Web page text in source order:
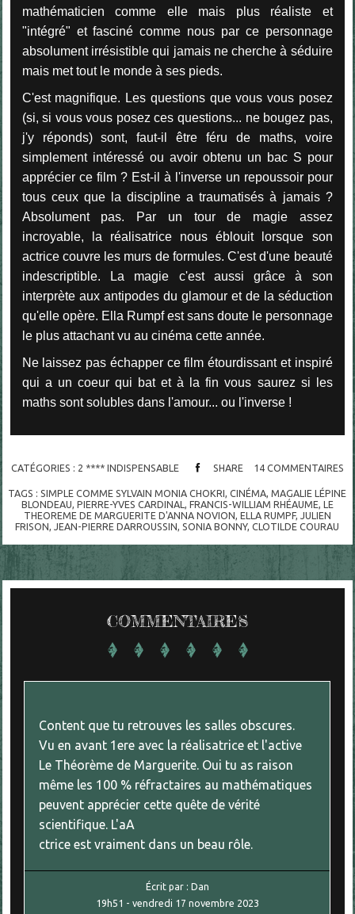
mathématicien comme elle mais plus réaliste et
"intégré" et fasciné comme nous par ce personnage
absolument irrésistible qui jamais ne cherche à séduire
mais met tout le monde à ses pieds.
C'est magnifique. Les questions que vous vous posez
(si, si vous vous posez ces questions... ne bougez pas,
j'y réponds) sont, faut-il être féru de maths, voire
simplement intéressé ou avoir obtenu un bac S pour
apprécier ce film ? Est-il à l'inverse un repoussoir pour
tous ceux que la discipline a traumatisés à jamais ?
Absolument pas. Par un tour de magie assez
incroyable, la réalisatrice nous éblouit lorsque son
actrice couvre les murs de formules. C'est d'une beauté
indescriptible. La magie c'est aussi grâce à son
interprète aux antipodes du glamour et de la séduction
qu'elle opère. Ella Rumpf est sans doute le personnage
le plus attachant vu au cinéma cette année.
Ne laissez pas échapper ce film étourdissant et inspiré
qui a un coeur qui bat et à la fin vous saurez si les
maths sont solubles dans l'amour... ou l'inverse !
CATÉGORIES : 2 **** INDISPENSABLE SHARE 14 COMMENTAIRES
TAGS :SIMPLE COMME SYLVAIN MONIA CHOKRI,CINÉMA,MAGALIE LÉPINE
BLONDEAU, PIERRE-YVES CARDINAL , FRANCIS-WILLIAM RHÉAUME, LE
THEOREME DE MARGUERITE D'ANNA NOVION, ELLA RUMPF, JULIEN
FRISON,JEAN-PIERRE DARROUSSIN,SONIA BONNY,CLOTILDE COURAU
COMMENTAIRES
Content que tu retrouves les salles obscures.
Vu en avant 1ere avec la réalisatrice et l'active
Le Théorème de Marguerite. Oui tu as raison
même les 100 % réfractaires au mathématiques
peuvent apprécier cette quête de vérité
scientifique. L'aA
ctrice est vraiment dans un beau rôle.
Écrit par : Dan
19h51 - vendredi 17 novembre 2023